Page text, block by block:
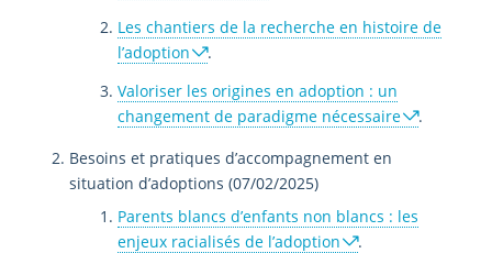
Les chantiers de la recherche en histoire de
l’adoption
.
Valoriser les origines en adoption : un
changement de paradigme nécessaire
.
Besoins et pratiques d’accompagnement en
situation d’adoptions (07/02/2025)
Parents blancs d’enfants non blancs : les
enjeux racialisés de l’adoption
.